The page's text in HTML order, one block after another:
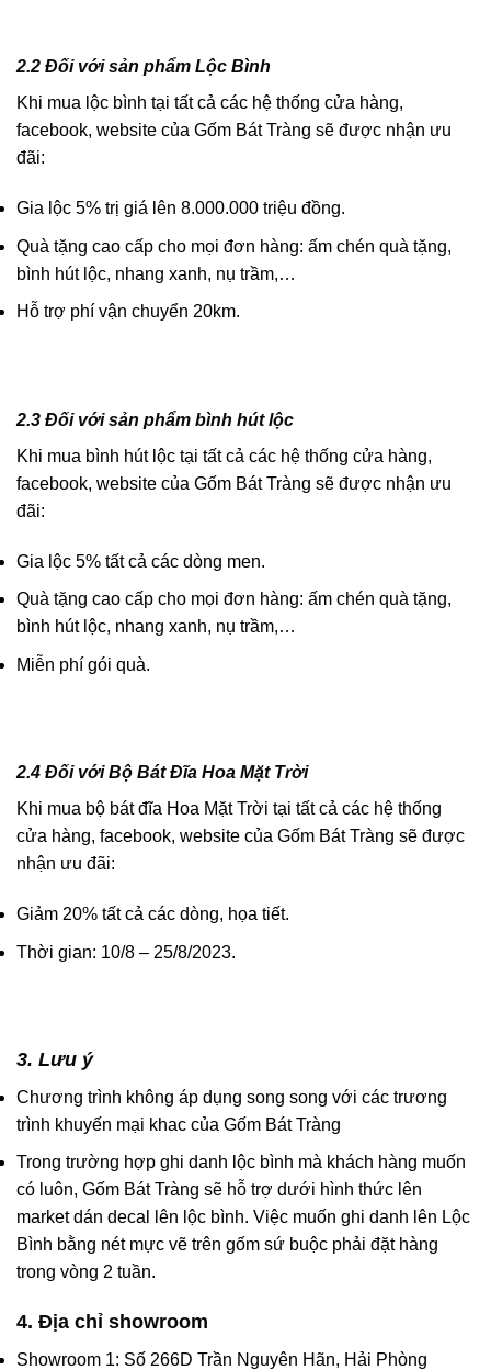
2.2 Đối với sản phẩm Lộc Bình
Khi mua lộc bình tại tất cả các hệ thống cửa hàng,
facebook, website của Gốm Bát Tràng sẽ được nhận ưu
đãi:
Gia lộc 5% trị giá lên 8.000.000 triệu đồng.
Quà tặng cao cấp cho mọi đơn hàng: ấm chén quà tặng,
bình hút lộc, nhang xanh, nụ trầm,…
Hỗ trợ phí vận chuyển 20km.
2.3 Đối với sản phẩm bình hút lộc
Khi mua bình hút lộc tại tất cả các hệ thống cửa hàng,
facebook, website của Gốm Bát Tràng sẽ được nhận ưu
đãi:
Gia lộc 5% tất cả các dòng men.
Quà tặng cao cấp cho mọi đơn hàng: ấm chén quà tặng,
bình hút lộc, nhang xanh, nụ trầm,…
Miễn phí gói quà.
2.4 Đối với Bộ Bát Đĩa Hoa Mặt Trời
Khi mua bộ bát đĩa Hoa Mặt Trời tại tất cả các hệ thống
cửa hàng, facebook, website của Gốm Bát Tràng sẽ được
nhận ưu đãi:
Giảm 20% tất cả các dòng, họa tiết.
Thời gian: 10/8 – 25/8/2023.
3. Lưu ý
Chương trình không áp dụng song song với các trương
trình khuyến mại khac của Gốm Bát Tràng
Trong trường hợp ghi danh lộc bình mà khách hàng muốn
có luôn, Gốm Bát Tràng sẽ hỗ trợ dưới hình thức lên
market dán decal lên lộc bình. Việc muốn ghi danh lên Lộc
Bình bằng nét mực vẽ trên gốm sứ buộc phải đặt hàng
trong vòng 2 tuần.
4. Địa chỉ showroom
Showroom 1: Số 266D Trần Nguyên Hãn, Hải Phòng